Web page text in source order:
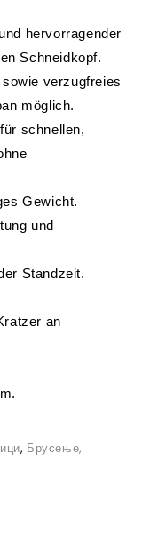
hervorragender
Schneidkopf.
verzugfreies
möglich.
schnellen,
Gewicht.
und
Standzeit.
an
, Брусење,